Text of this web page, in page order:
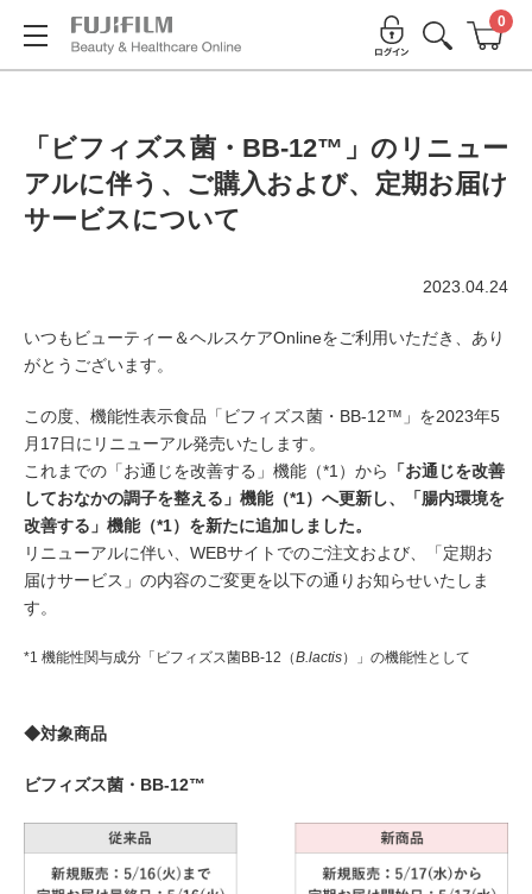
0
「ビフィズス菌・BB-12™」のリニュー
アルに伴う、ご購入および、定期お届け
サービスについて
2023.04.24
いつもビューティー＆ヘルスケアOnlineをご利用いただき、あり
がとうございます。
この度、機能性表示食品「ビフィズス菌・BB-12™」を2023年5
月17日にリニューアル発売いたします。
これまでの「お通じを改善する」機能（*1）から
「お通じを改善
しておなかの調子を整える」機能（*1）へ更新し、「腸内環境を
改善する」機能（*1）を新たに追加しました。
リニューアルに伴い、WEBサイトでのご注文および、「定期お
届けサービス」の内容のご変更を以下の通りお知らせいたしま
す。
*1 機能性関与成分「ビフィズス菌BB-12（B.lactis）」の機能性として
◆対象商品
ビフィズス菌・BB-12™